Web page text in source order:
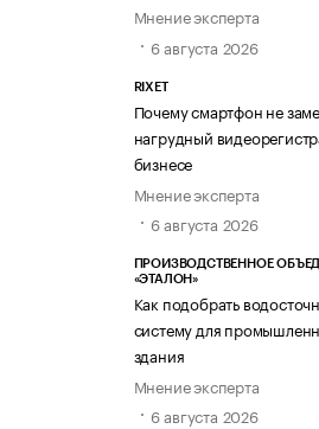
Мнение эксперта
6 августа 2026
RIXET
Почему смартфон не
нагрудный
бизнесе
Мнение эксперта
6 августа 2026
ПРОИЗВОДСТВЕННОЕ
«ЭТАЛОН»
Как подобрать
систему для
здания
Мнение эксперта
6 августа 2026